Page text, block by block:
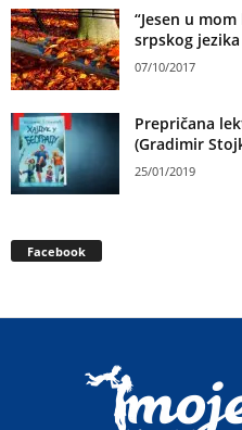
“Jesen u
srpskog jezika
07/10/2017
Prepričana
(Gradimir
25/01/2019
Facebook